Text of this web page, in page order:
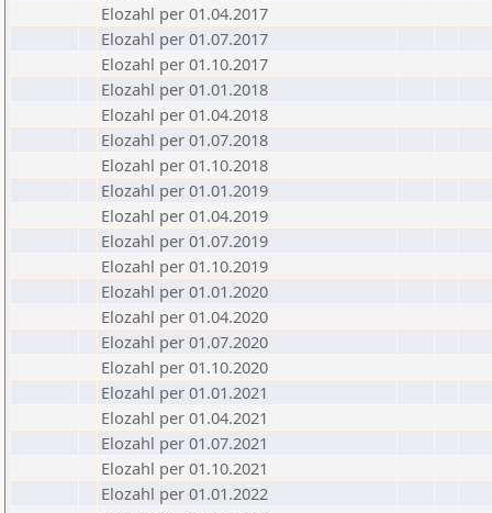
Elozahl per 01.04.2017
Elozahl per 01.07.2017
Elozahl per 01.10.2017
Elozahl per 01.01.2018
Elozahl per 01.04.2018
Elozahl per 01.07.2018
Elozahl per 01.10.2018
Elozahl per 01.01.2019
Elozahl per 01.04.2019
Elozahl per 01.07.2019
Elozahl per 01.10.2019
Elozahl per 01.01.2020
Elozahl per 01.04.2020
Elozahl per 01.07.2020
Elozahl per 01.10.2020
Elozahl per 01.01.2021
Elozahl per 01.04.2021
Elozahl per 01.07.2021
Elozahl per 01.10.2021
Elozahl per 01.01.2022